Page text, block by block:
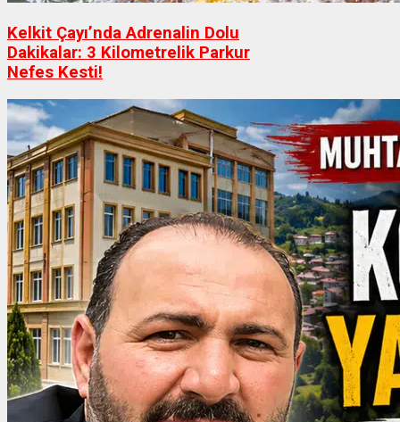
Kelkit Çayı’nda Adrenalin Dolu
Dakikalar: 3 Kilometrelik Parkur
Nefes Kesti!